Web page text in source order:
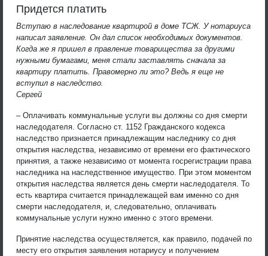
Придется платить
Вступаю в наследование квартирой в доме ТСЖ. У нотариуса
написал заявление. Он дал список необходимых документов.
Когда же я пришел в правление товарищества за другими
нужными бумагами, меня стали заставлять сначала за
квартиру платить. Правомерно ли это? Ведь я еще не
вступил в наследство.
Сергей
– Оплачивать коммунальные услуги вы должны со дня смерти
наследодателя. Согласно ст. 1152 Гражданского кодекса
наследство признается принадлежащим наследнику со дня
открытия наследства, независимо от времени его фактического
принятия, а также независимо от момента госрегистрации права
наследника на наследственное имущество. При этом моментом
открытия наследства является день смерти наследодателя. То
есть квартира считается принадлежащей вам именно со дня
смерти наследодателя, и, следовательно, оплачивать
коммунальные услуги нужно именно с этого времени.
Принятие наследства осуществляется, как правило, подачей по
месту его открытия заявления нотариусу и получением